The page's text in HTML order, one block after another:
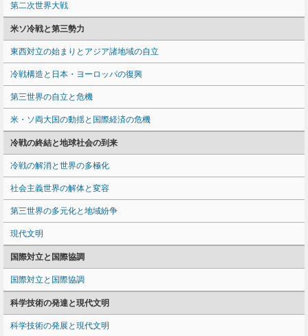
第二次世界大戦
米ソ冷戦と第三勢力
東西対立の始まりとアジア諸地域の自立
冷戦構造と日本・ヨーロッパの復興
第三世界の自立と危機
米・ソ両大国の動揺と国際経済の危機
冷戦の終結と地球社会の到来
冷戦の解消と世界の多極化
社会主義世界の解体と変容
第三世界の多元化と地域紛争
現代文明
国際対立と国際協調
国際対立と国際協調
科学技術の発達と現代文明
科学技術の発展と現代文明